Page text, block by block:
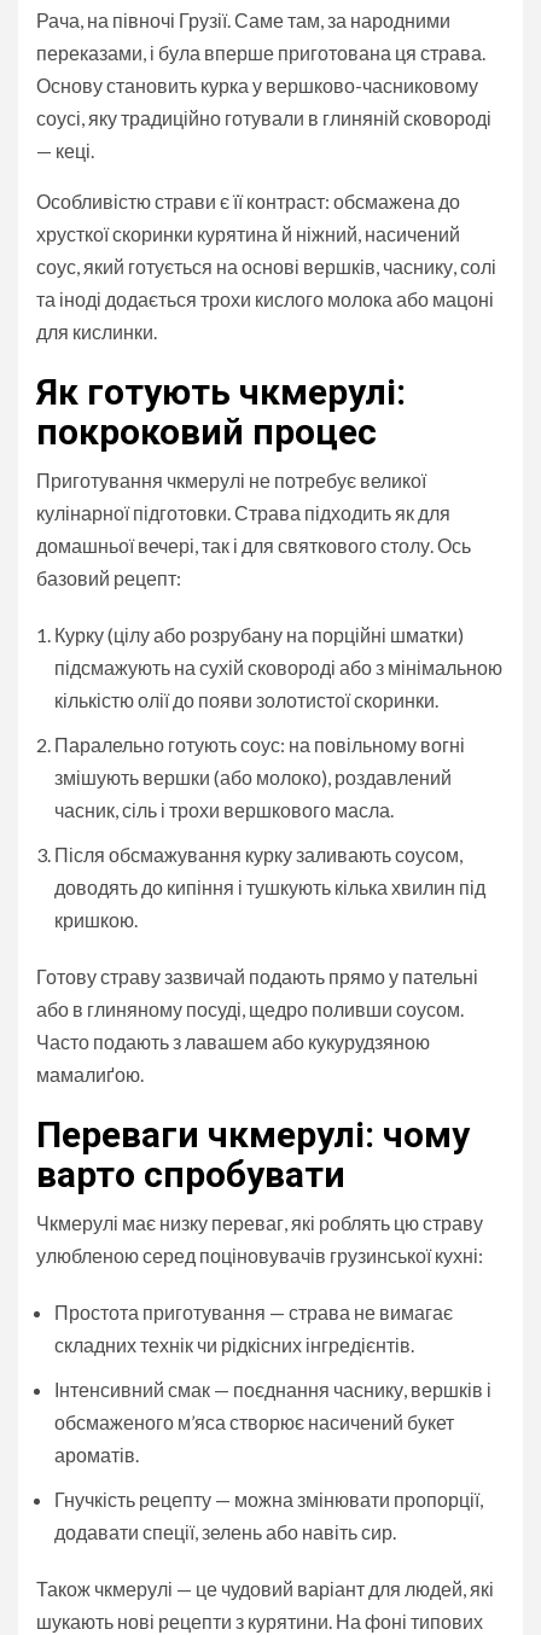
Рача, на півночі Грузії. Саме там, за народними
переказами, і була вперше приготована ця страва.
Основу становить курка у вершково-часниковому
соусі, яку традиційно готували в глиняній сковороді
— кеці.
Особливістю страви є її контраст: обсмажена до
хрусткої скоринки курятина й ніжний, насичений
соус, який готується на основі вершків, часнику, солі
та іноді додається трохи кислого молока або мацоні
для кислинки.
Як готують чкмерулі:
покроковий процес
Приготування чкмерулі не потребує великої
кулінарної підготовки. Страва підходить як для
домашньої вечері, так і для святкового столу. Ось
базовий рецепт:
Курку (цілу або розрубану на порційні шматки)
підсмажують на сухій сковороді або з мінімальною
кількістю олії до появи золотистої скоринки.
Паралельно готують соус: на повільному вогні
змішують вершки (або молоко), роздавлений
часник, сіль і трохи вершкового масла.
Після обсмажування курку заливають соусом,
доводять до кипіння і тушкують кілька хвилин під
кришкою.
Готову страву зазвичай подають прямо у пательні
або в глиняному посуді, щедро поливши соусом.
Часто подають з лавашем або кукурудзяною
мамалиґою.
Переваги чкмерулі: чому
варто спробувати
Чкмерулі має низку переваг, які роблять цю страву
улюбленою серед поціновувачів грузинської кухні:
Простота приготування — страва не вимагає
складних технік чи рідкісних інгредієнтів.
Інтенсивний смак — поєднання часнику, вершків і
обсмаженого м’яса створює насичений букет
ароматів.
Гнучкість рецепту — можна змінювати пропорції,
додавати спеції, зелень або навіть сир.
Також чкмерулі — це чудовий варіант для людей, які
шукають нові рецепти з курятини. На фоні типових